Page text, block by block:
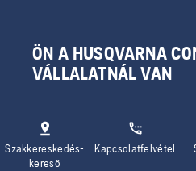
ÖN A HUSQVARNA
VÁLLALATNÁL VAN
Szakkereskedés-
kereső
Kapcsolatfelvétel